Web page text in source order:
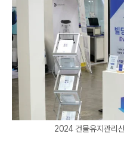
2024 건물유지관리